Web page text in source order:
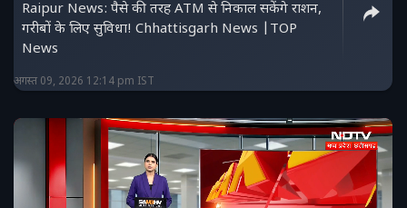
Raipur News: पैसे की तरह ATM से निकाल सकेंगे राशन,
गरीबों के लिए सुविधा! Chhattisgarh News |TOP
News
अगस्त 09, 2026 12:14 pm IST